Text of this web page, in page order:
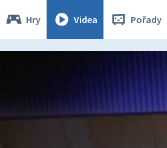
Hry Videa Pořady